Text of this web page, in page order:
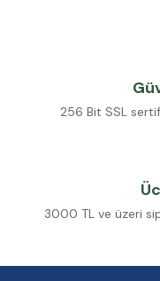
256 Bit SSL
3000 TL ve üzeri